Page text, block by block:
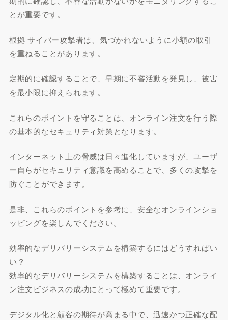
とが重要です。
根拠 サイバー攻撃者は、気づかれないように小額の取引
を重ねることがあります。
定期的に確認することで、早期に不審活動を発見し、被害
を最小限に抑えられます。
これらのポイントを守ることは、オンライン注文を行う際
の基本的なセキュリティ対策となります。
インターネット上の脅威は日々進化していますが、ユーザ
ー自らがセキュリティ意識を高めることで、多くの攻撃を
防ぐことができます。
是非、これらのポイントを参考に、安全なオンラインショ
ッピングを楽しんでください。
効率的なデリバリーシステムを構築するにはどうすればい
い？
効率的なデリバリーシステムを構築することは、オンライ
ン注文ビジネスの成功にとって極めて重要です。
デジタル化と顧客の期待が高まる中で、迅速かつ正確な配